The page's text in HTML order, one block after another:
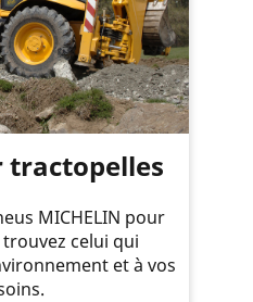
tractopelles
MICHELIN pour
celui qui
et à vos